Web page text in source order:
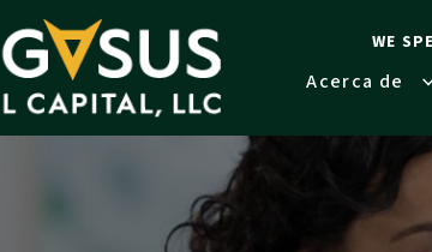
WE
Acerca de